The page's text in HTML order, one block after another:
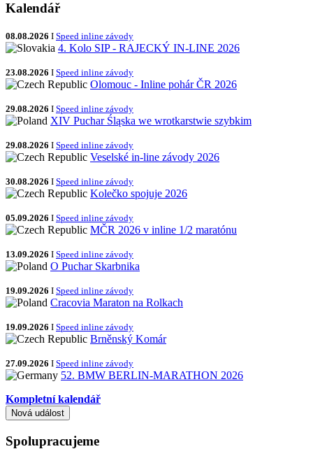
Kalendář
08.08.2026 I Speed inline závody
4. Kolo SIP - RAJECKÝ IN-LINE 2026
23.08.2026 I Speed inline závody
Olomouc - Inline pohár ČR 2026
29.08.2026 I Speed inline závody
XIV Puchar Śląska we wrotkarstwie szybkim
29.08.2026 I Speed inline závody
Veselské in-line závody 2026
30.08.2026 I Speed inline závody
Kolečko spojuje 2026
05.09.2026 I Speed inline závody
MČR 2026 v inline 1/2 maratónu
13.09.2026 I Speed inline závody
O Puchar Skarbnika
19.09.2026 I Speed inline závody
Cracovia Maraton na Rolkach
19.09.2026 I Speed inline závody
Brněnský Komár
27.09.2026 I Speed inline závody
52. BMW BERLIN-MARATHON 2026
Kompletní kalendář
Spolupracujeme